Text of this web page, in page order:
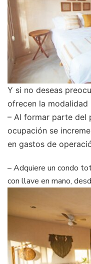
Y si no deseas
ofrecen la modalidad
– Al formar parte del
ocupación se
en gastos de
–Adquiere un condo
con llave en mano,